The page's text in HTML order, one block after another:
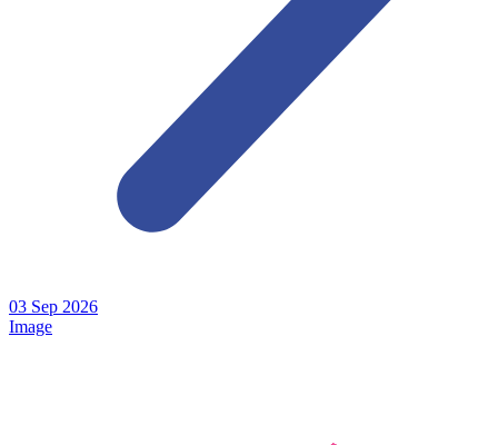
03 Sep 2026
Image